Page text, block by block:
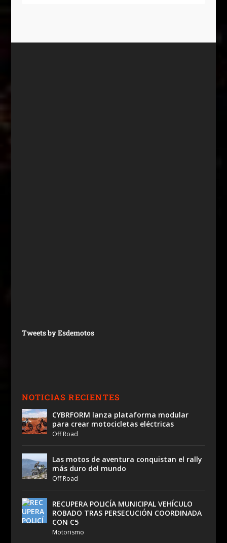
Tweets by Esdemotos
NOTICIAS RECIENTES
CYBRFORM lanza plataforma modular
para crear motocicletas eléctricas
Off Road
Las motos de aventura conquistan el rally
más duro del mundo
Off Road
RECUPERA POLICÍA MUNICIPAL VEHÍCULO
ROBADO TRAS PERSECUCIÓN COORDINADA
CON C5
Motorismo